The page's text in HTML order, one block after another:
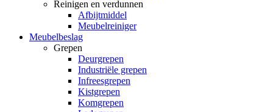
Reinigen en verdunnen
Afbijtmiddel
Meubelreiniger
Meubelbeslag
Grepen
Deurgrepen
Industriële grepen
Infreesgrepen
Kistgrepen
Komgrepen